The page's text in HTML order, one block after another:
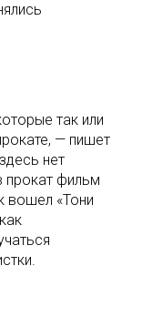
так или
— пишет
нет
прокат фильм
вошел «Тони